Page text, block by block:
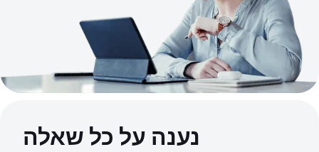
נענה על כל שאלה